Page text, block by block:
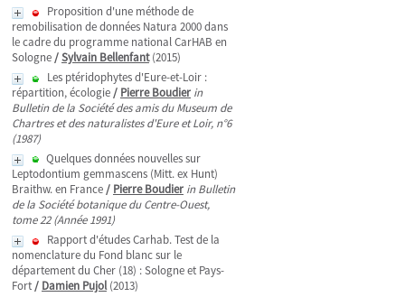
Proposition d'une méthode de
remobilisation de données Natura 2000 dans
le cadre du programme national CarHAB en
Sologne/Sylvain Bellenfant(2015)
Les ptéridophytes d'Eure-et-Loir :
répartition, écologie/ Pierre Boudier in
Bulletin de la Société des amis du Museum de
Chartres et des naturalistes d'Eure et Loir, n°6
(1987)
Quelques données nouvelles sur
Leptodontium gemmascens (Mitt. ex Hunt)
Braithw. en France/ Pierre Boudier in Bulletin
de la Société botanique du Centre-Ouest,
tome 22 (Année 1991)
Rapport d'études Carhab. Test de la
nomenclature du Fond blanc sur le
département du Cher (18) : Sologne et Pays-
Fort/ Damien Pujol(2013)